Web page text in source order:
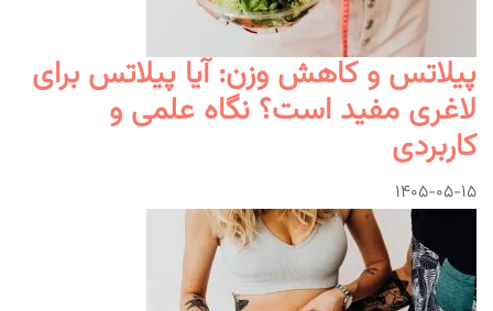
پیلاتس و کاهش وزن: آیا پیلاتس برای
لاغری مفید است؟ نگاه علمی و
کاربردی
۱۴۰۵-۰۵-۱۵